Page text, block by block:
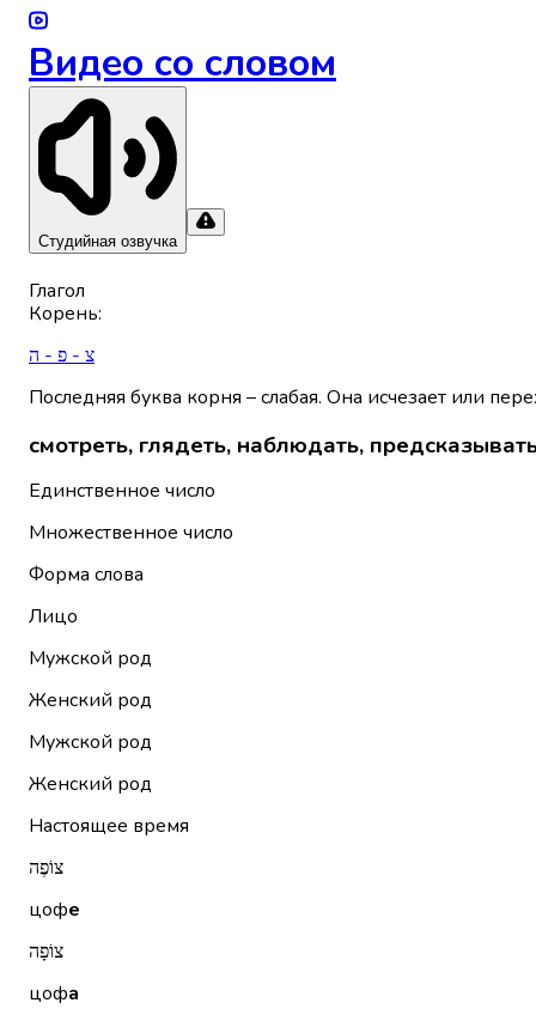
Видео со словом
Студийная озвучка
Глагол
Корень:
צ - פ - ה
Последняя буква корня – слабая. Она исчезает или
смотреть, глядеть, наблюдать,
Единственное число
Множественное число
Форма слова
Лицо
Мужской род
Женский род
Мужской род
Женский род
Настоящее время
צוֹפֶה
цофе
צוֹפָה
цофа